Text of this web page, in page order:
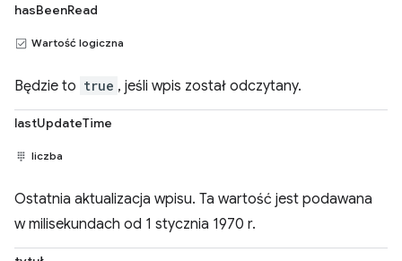
hasBeenRead
Wartość logiczna
Będzie to true , jeśli wpis został odczytany.
lastUpdateTime
liczba
Ostatnia aktualizacja wpisu. Ta wartość jest podawana
w milisekundach od 1 stycznia 1970 r.